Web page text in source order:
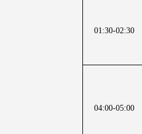
01:30-02:30
04:00-05:00